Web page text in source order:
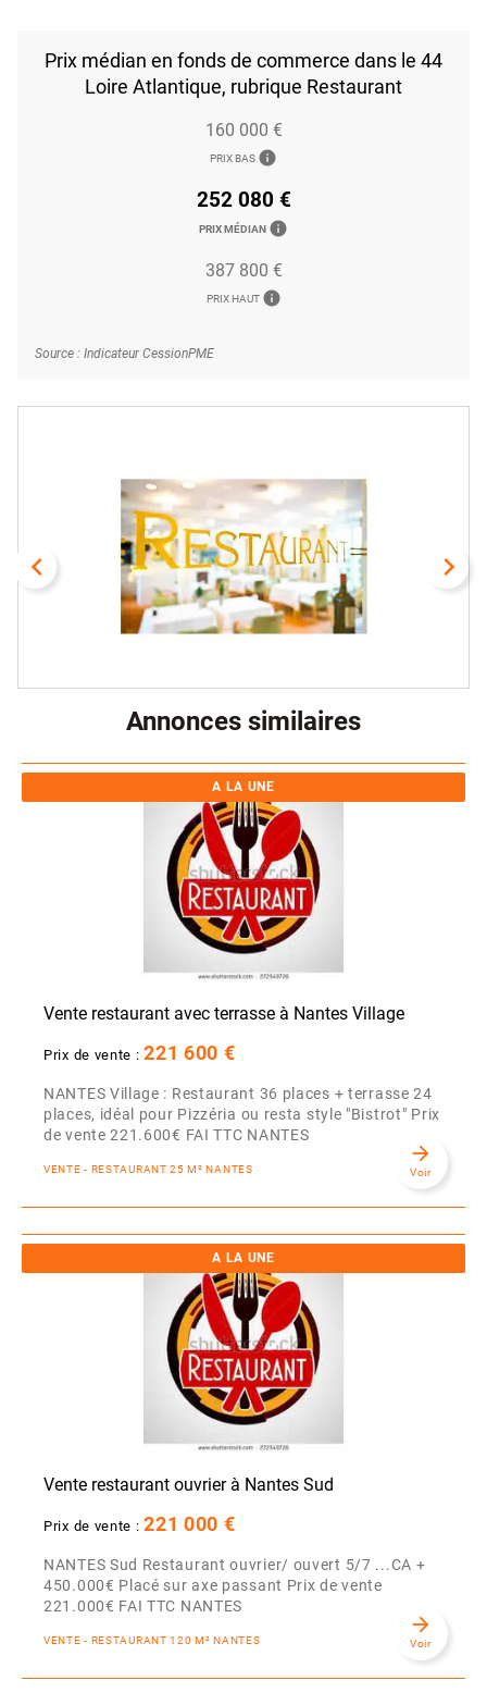
Prix médian en fonds de commerce dans le 44
Loire Atlantique, rubrique Restaurant
160 000 €
PRIX BAS info
252 080 €
PRIX MÉDIAN info
387 800 €
PRIX HAUT info
Source : Indicateur CessionPME
navigate_before navigate_next
Annonces similaires
A LA UNE
Vente restaurant avec terrasse à Nantes Village
Prix de vente :221 600 €
NANTES Village : Restaurant 36 places + terrasse 24
places, idéal pour Pizzéria ou resta style "Bistrot" Prix
de vente 221.600€ FAI TTC NANTES
VENTE - RESTAURANT 25 M² NANTES
arrow_forward
Voir
A LA UNE
Vente restaurant ouvrier à Nantes Sud
Prix de vente :221 000 €
NANTES Sud Restaurant ouvrier/ ouvert 5/7 ...CA +
450.000€ Placé sur axe passant Prix de vente
221.000€ FAI TTC NANTES
VENTE - RESTAURANT 120 M² NANTES
arrow_forward
Voir